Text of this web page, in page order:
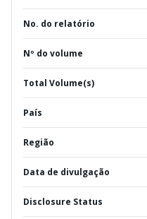
No. do relatório
Nº do volume
Total Volume(s)
País
Região
Data de divulgação
Disclosure Status